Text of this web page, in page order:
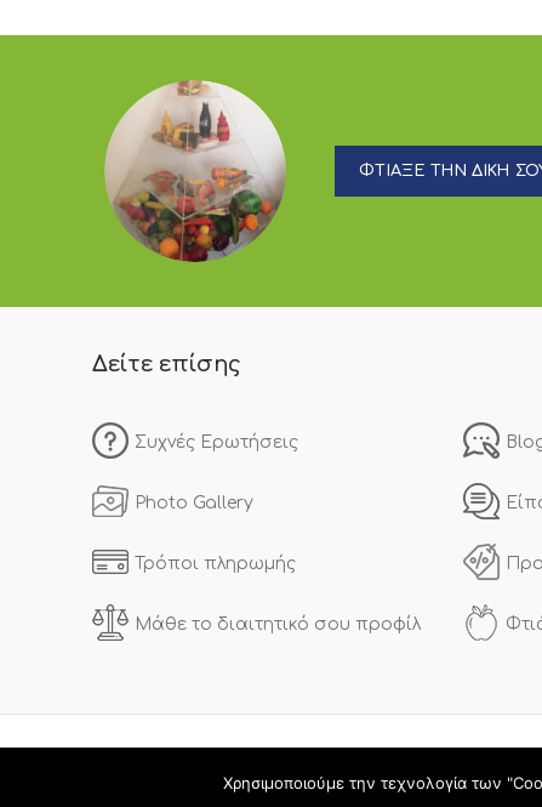
ΦΤΙΑΞΕ ΤΗΝ ΔΙΚΗ
Δείτε επίσης
Συχνές Ερωτήσεις
Photo Gallery
Τρόποι πληρωμής
Μάθε το διαιτητικό σου προφίλ
Copyright ©
Χρησιμοποιούμε την τεχνολογία των